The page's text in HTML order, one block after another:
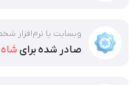
وبسایت یا نرم‌افزار
صادر شده برای شاه